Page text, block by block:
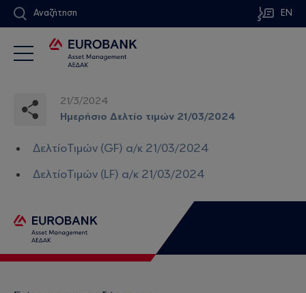
Αναζήτηση EN
21/3/2024
Ημερήσιο Δελτίο τιμών 21/03/2024
ΔελτίοΤιμών (GF) α/κ 21/03/2024
ΔελτίοΤιμών (LF) α/κ 21/03/2024